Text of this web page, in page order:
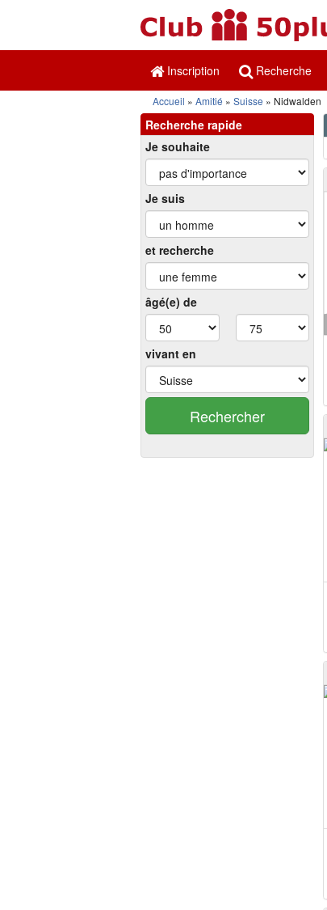
Inscription Recherche
Accueil Amitié Suisse Nidwalden
Recherche rapide
Je souhaite
Je suis
et recherche
âgé(e) de
vivant en
Rechercher